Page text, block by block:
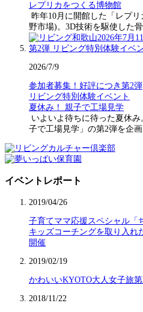
レプリカをつくる博物館
昨年10月に開館した「レプ
野市場)。3D技術を駆使した
2026/7/9
参加者募集！好評につき第2弾
リビング特別体験イベント
夏休み！ 親子で工場見学
いよいよ待ちに待った夏休
子で工場見学」の第2弾を企
イベントレポート
2019/04/26
子育てママ応援スペシャル「
キッズコーチングを取り入れ
開催
2019/02/19
かわいいKYOTO大人女子旅
2018/11/22